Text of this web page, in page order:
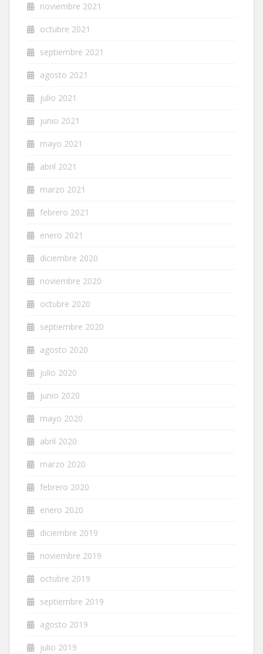
noviembre 2021
octubre 2021
septiembre 2021
agosto 2021
julio 2021
junio 2021
mayo 2021
abril 2021
marzo 2021
febrero 2021
enero 2021
diciembre 2020
noviembre 2020
octubre 2020
septiembre 2020
agosto 2020
julio 2020
junio 2020
mayo 2020
abril 2020
marzo 2020
febrero 2020
enero 2020
diciembre 2019
noviembre 2019
octubre 2019
septiembre 2019
agosto 2019
julio 2019